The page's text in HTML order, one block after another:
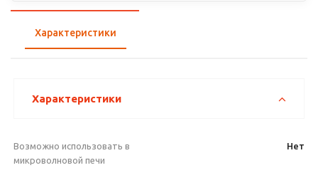
Характеристики
Характеристики
Возможно использовать в
микроволновой печи
Нет